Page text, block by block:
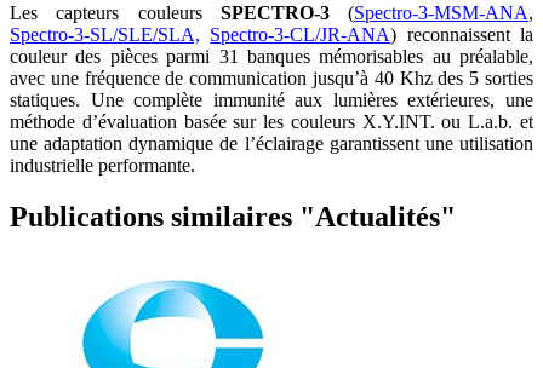
Les capteurs couleurs SPECTRO-3 (Spectro-3-MSM-ANA,
Spectro-3-SL/SLE/SLA, Spectro-3-CL/JR-ANA) reconnaissent la
couleur des pièces parmi 31 banques mémorisables au préalable,
avec une fréquence de communication jusqu’à 40 Khz des 5 sorties
statiques. Une complète immunité aux lumières extérieures, une
méthode d’évaluation basée sur les couleurs X.Y.INT. ou L.a.b. et
une adaptation dynamique de l’éclairage garantissent une utilisation
industrielle performante.
Publications similaires "Actualités"